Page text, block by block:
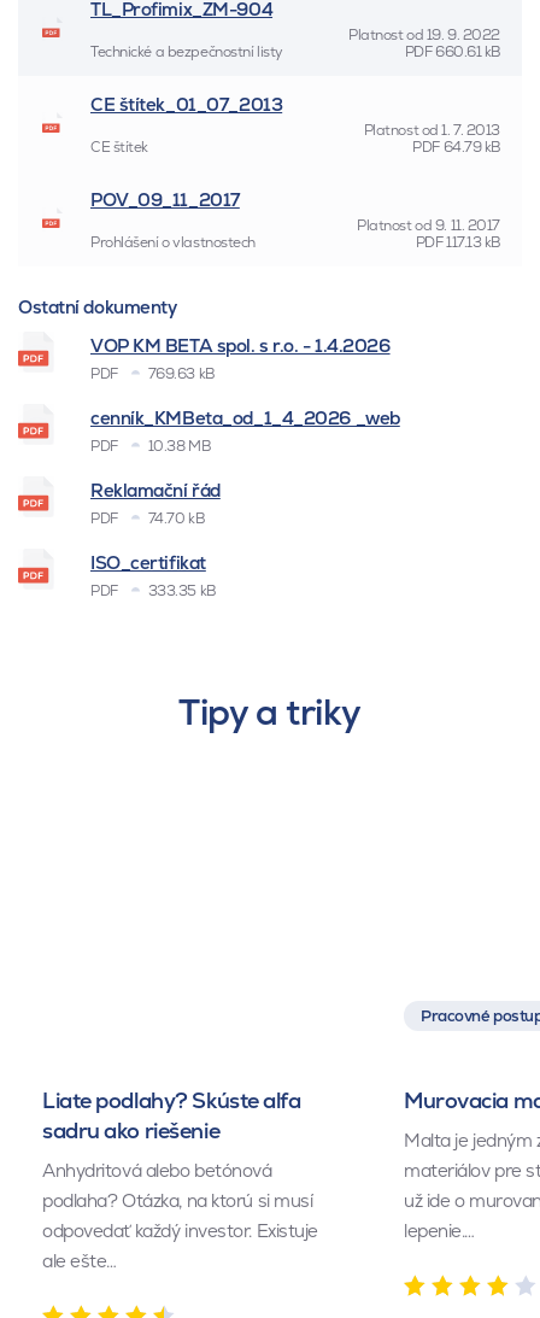
TL_Profimix_ZM-904
Platnost od19. 9. 2022
Technické a bezpečnostní listy
PDF 660.61 kB
CE štítek_01_07_2013
Platnost od1. 7. 2013
CE štítek
PDF 64.79 kB
POV_09_11_2017
Platnost od9. 11. 2017
Prohlášení o vlastnostech
PDF117.13 kB
Ostatní dokumenty
VOP KM BETA spol. s r.o. - 1.4.2026
PDF 769.63 kB
cenník_KMBeta_od_1_4_2026 _web
PDF 10.38 MB
Reklamační řád
PDF 74.70 kB
ISO_certifikat
PDF 333.35 kB
Tipy a triky
Liate podlahy? Skúste alfa
sadru ako riešenie
Anhydritová alebo betónová
podlaha? Otázka, na ktorú si musí
odpovedať každý investor. Existuje
ale ešte…
Pracovné
Murovacia
Malta je jedným
materiálov pre
už ide o
lepenie.…